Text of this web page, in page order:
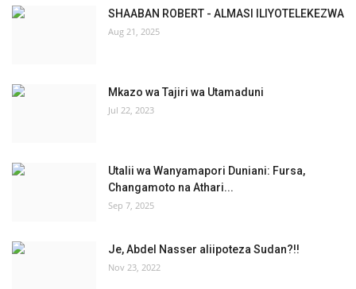
SHAABAN ROBERT - ALMASI ILIYOTELEKEZWA
Aug 21, 2025
Mkazo wa Tajiri wa Utamaduni
Jul 22, 2023
Utalii wa Wanyamapori Duniani: Fursa,
Changamoto na Athari...
Sep 7, 2025
Je, Abdel Nasser aliipoteza Sudan?!!
Nov 23, 2022